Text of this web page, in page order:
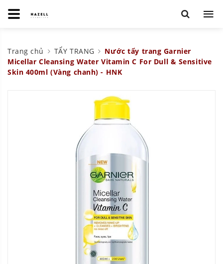
Trang chủ TẨY TRANG
Nước tẩy trang Garnier
Micellar Cleansing Water Vitamin C For Dull & Sensitive
Skin 400ml (Vàng chanh) - HNK